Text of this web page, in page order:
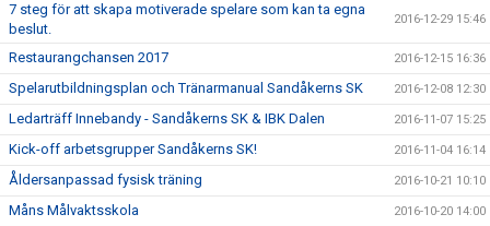
7 steg för att skapa motiverade spelare som kan ta egna
beslut.
2016-12-29 15:46
Restaurangchansen 2017 2016-12-15 16:36
Spelarutbildningsplan och Tränarmanual Sandåkerns SK 2016-12-08 12:30
Ledarträff Innebandy - Sandåkerns SK & IBK Dalen 2016-11-07 15:25
Kick-off arbetsgrupper Sandåkerns SK! 2016-11-04 16:14
Åldersanpassad fysisk träning 2016-10-21 10:10
Måns Målvaktsskola 2016-10-20 14:00